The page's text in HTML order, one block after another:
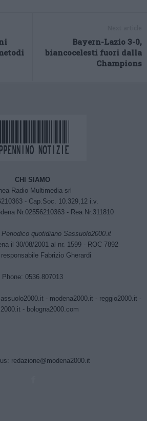
Bayern-Lazio 3-0,
biancocelesti fuori dalla
Champions
CHI SIAMO
Radio Multimedia srl
- Cap.Soc. 10.329,12 i.v.
Nr.02556210363 - Rea Nr.311810
quotidiano Sassuolo2000.it
il 30/08/2001 al nr. 1599 - ROC 7892
Fabrizio Gherardi
Phone: 0536.807013
- modena2000.it - reggio2000.it -
- bologna2000.com
redazione@modena2000.it